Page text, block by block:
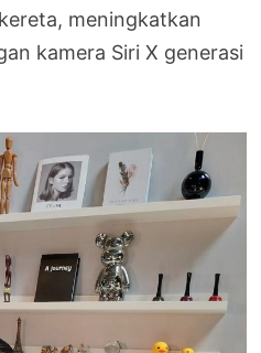
meningkatkan
kamera Siri X generasi